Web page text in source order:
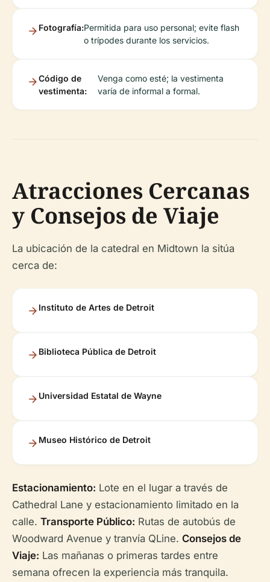
Fotografía:Permitida para uso personal; evite flash
o trípodes durante los servicios.
Código de
vestimenta:
Venga como esté; la vestimenta
varía de informal a formal.
Atracciones Cercanas
y Consejos de Viaje
La ubicación de la catedral en Midtown la sitúa
cerca de:
Instituto de Artes de Detroit
Biblioteca Pública de Detroit
Universidad Estatal de Wayne
Museo Histórico de Detroit
Estacionamiento: Lote en el lugar a través de
Cathedral Lane y estacionamiento limitado en la
calle. Transporte Público: Rutas de autobús de
Woodward Avenue y tranvía QLine. Consejos de
Viaje: Las mañanas o primeras tardes entre
semana ofrecen la experiencia más tranquila.